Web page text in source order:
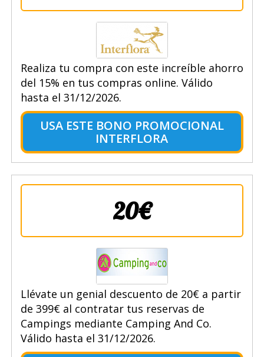
Realiza tu compra con este increíble ahorro
del 15% en tus compras online. Válido
hasta el 31/12/2026.
USA ESTE BONO PROMOCIONAL
INTERFLORA
20€
Llévate un genial descuento de 20€ a partir
de 399€ al contratar tus reservas de
Campings mediante Camping And Co.
Válido hasta el 31/12/2026.